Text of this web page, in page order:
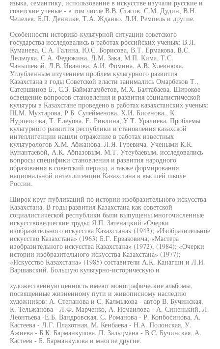
языка, семантику, использование в искусстве изучали русские и
советские ученые - в том числе В.В. Стасов, С.М. Дудин, В.Н.
Чепелев, Б.П. Деннике, Т.А. Жданко, Л.И. Ремпель и другие.
Особенности историко-культурной ситуации советского
государства исследовались в работах российских ученых: В.Л.
Куманева, С.А. Галина, Ю.С. Борисова, В.Т. Ермакова, B.C.
Лельчука, С.А. Федюкина, Л.М. Зака, М.П. Кима, Т.С.
Чанышевой, Л.В. Иванова, А.И. Фомина, A.B. Хлевнюка.
Углубленным изучением проблем культурного развития
Казахстана в годы Советской власти занимались Омарбеков Т.,
Сатершинов Б., С.З. Баймагамбетов, М.Х. Балтабаева. Широкое
освещение вопросов становления и развития социалистической
культуры в Казахстане проведено в работах казахстанских ученых:
Ш.М. Мухтарова, Р.Б. Сулейменова, Х.И. Бисенова., К.
Нурпеисова, Т. Елеуова, Е. Ривлина, У.Т. Уралиева. Проблемы
культурного развития республики и становления казахской
интеллигенции нашли отражение в работах известных
культурологов Х.М. Абжанова, Л.Я. Гуревича. Учеными К.К.
Кунантаевой, А.К. Абпазовым, М.Т. Утеубаевым, исследовались
вопросы специфики становления и развития народного
образования в советский период, а также формирования
национальной интеллигенции Казахстана в высшей школе
России.
Широк круг публикаций по истории изобразительного искусства
Казахстана. В годы развития Казахстана как советской
социалистической республики были выпущены многочисленные
искусствоведческие труды: Я.П. Затенацкий «Очерки
изобразительного искусства Казахстана» (1943); «Изобразительное
искусство Казахстана» (1963) Б.Г. Ерзаковича; «Мастера
изобразительного искусства Казахстана» (1972), (1984); «Очерки
истории изобразительного искусства Казахстана» (1977);
«Искусство Казахстана» (1985) составители А.К. Канагшн и Л.И.
Варшавский. Большую культурно-историческую и
художественную ценность имеют монографические альбомы,
посвященные жизненному пути и живописному наследию
художников: А. Степанова и С. Калмыкова - автор В. Бучинская,
К. Тельжанова - Л.Ф. Марченко, А. Исмаилова - А. Синенький, Л.
Леонтьева -Е.Б. Вандровская, С. Романова - Р. Копбосинова, А.
Кастеева - Л.Г. Плахотная, М. Кенбаева - H.A. Полонская, У.
Ажиева - Б.К. Барманкулова, П. Зальцмана - B.C. Бучинская, А.
Кастеев - Б. Барманкулова и многие другие.